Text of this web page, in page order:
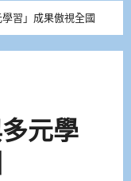
習」成果傲視全國
元學